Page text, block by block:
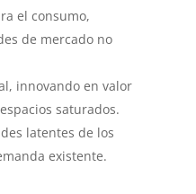
el consumo,
de mercado no
innovando en valor
saturados.
latentes de los
existente.